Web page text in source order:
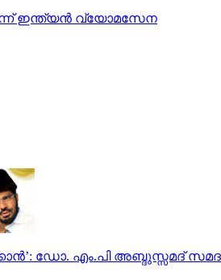
ഇന്ത്യന്‍ വ്യോമസേന
ഡോ. എം.പി അബ്ദുസ്സമദ്